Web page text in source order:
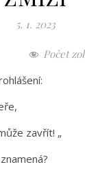
5. 1. 2023
Počet
zavřít! „